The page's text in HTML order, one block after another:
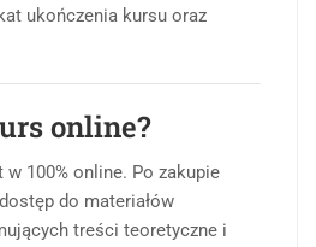
ukończenia kursu oraz
online?
100% online. Po zakupie
do materiałów
treści teoretyczne i